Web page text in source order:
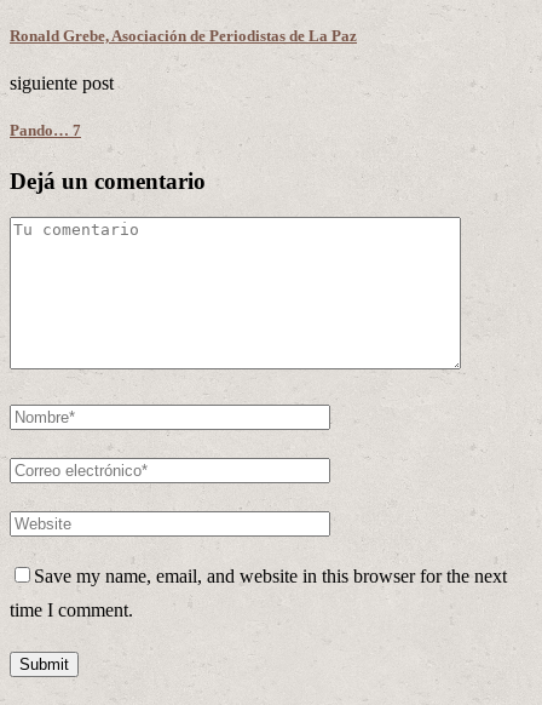
Ronald Grebe, Asociación de Periodistas de La Paz
siguiente post
Pando… 7
Dejá un comentario
Save my name, email, and website in this browser for the next
time I comment.